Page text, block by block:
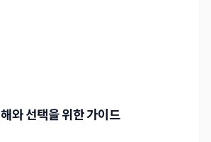
와 선택을 위한 가이드